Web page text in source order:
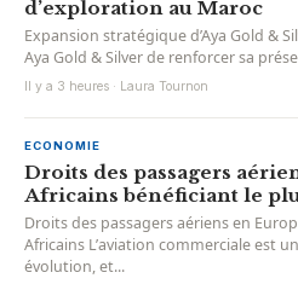
d’exploration au Maroc
Expansion stratégique d’Aya Gold &
Aya Gold & Silver de renforcer sa
Il y a 3 heures · Laura Tournon
ECONOMIE
Droits des passagers
Africains bénéficiant le
Droits des passagers aériens en
Africains L’aviation commerciale est
évolution, et...